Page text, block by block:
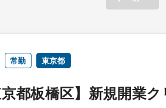
常勤 東京都
京都板橋区】新規開業